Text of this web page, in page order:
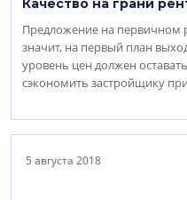
Качество на грани
Предложение на первичном
значит, на первый план
уровень цен должен
сэкономить застройщику
5 августа 2018